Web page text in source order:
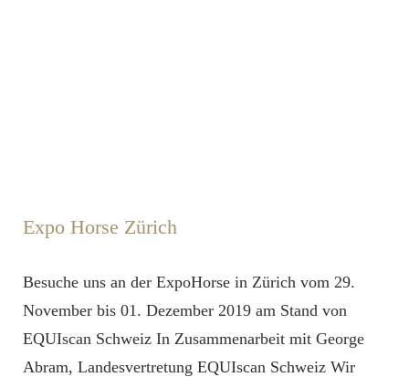
Expo Horse Zürich
Besuche uns an der ExpoHorse in Zürich vom 29.
November bis 01. Dezember 2019 am Stand von
EQUIscan Schweiz In Zusammenarbeit mit George
Abram, Landesvertretung EQUIscan Schweiz Wir